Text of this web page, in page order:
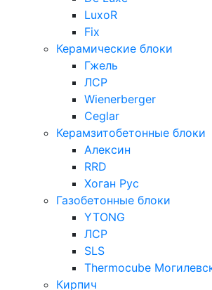
LuxoR
Fix
Керамические блоки
Гжель
ЛСР
Wienerberger
Ceglar
Керамзитобетонные блоки
Алексин
RRD
Хоган Рус
Газобетонные блоки
YTONG
ЛСР
SLS
Thermocube
Кирпич